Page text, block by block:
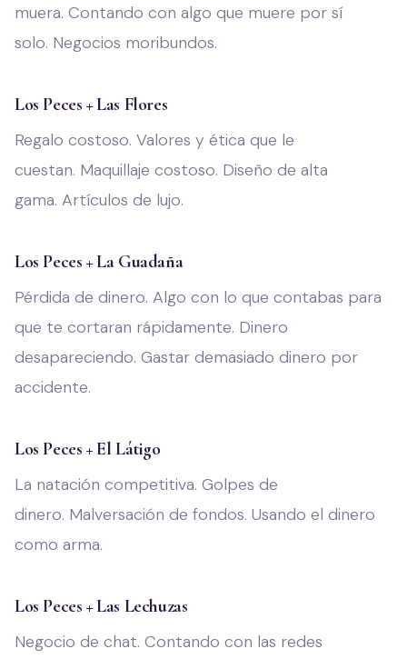
muera. Contando con algo que muere por sí
solo. Negocios moribundos.
Los Peces + Las Flores
Regalo costoso. Valores y ética que le
cuestan. Maquillaje costoso. Diseño de alta
gama. Artículos de lujo.
Los Peces + La Guadaña
Pérdida de dinero. Algo con lo que contabas para
que te cortaran rápidamente. Dinero
desapareciendo. Gastar demasiado dinero por
accidente.
Los Peces + El Látigo
La natación competitiva. Golpes de
dinero. Malversación de fondos. Usando el dinero
como arma.
Los Peces + Las Lechuzas
Negocio de chat. Contando con las redes